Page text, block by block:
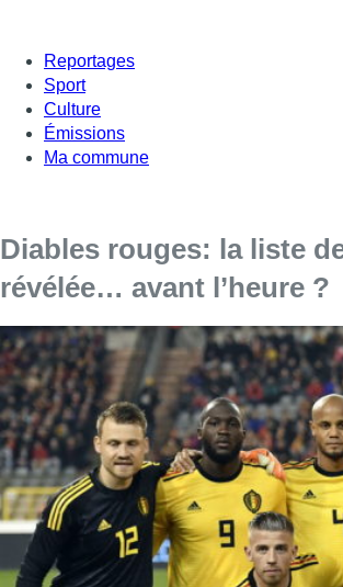
Reportages
Sport
Culture
Émissions
Ma commune
Diables rouges: la liste
révélée… avant l’heure ?